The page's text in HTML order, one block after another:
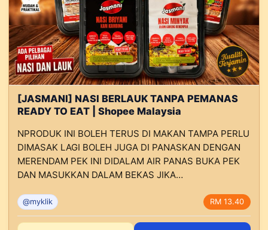
[JASMANI] NASI BERLAUK TANPA PEMANAS
READY TO EAT | Shopee Malaysia
NPRODUK INI BOLEH TERUS DI MAKAN TAMPA PERLU
DIMASAK LAGI BOLEH JUGA DI PANASKAN DENGAN
MERENDAM PEK INI DIDALAM AIR PANAS BUKA PEK
DAN MASUKKAN DALAM BEKAS JIKA…
@myklik RM 13.40